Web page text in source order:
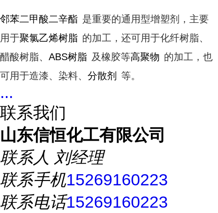
邻苯二甲酸二辛酯 是重要的通用型增塑剂，主要
用于聚氯乙烯树脂 的加工，还可用于化纤树脂、
醋酸树脂、 ABS树脂 及橡胶等高聚物 的加工，也
可用于造漆、染料、 分散剂 等。
...
联系我们
山东信恒化工有限公司
联系人 刘经理
联系手机15269160223
联系电话15269160223